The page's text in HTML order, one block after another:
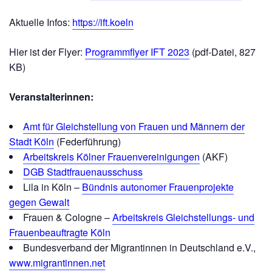
Aktuelle Infos: https://ift.koeln
Hier ist der Flyer: Programmflyer IFT 2023 (pdf-Datei, 827
KB)
Veranstalterinnen:
Amt für Gleichstellung von Frauen und Männern der
Stadt Köln (Federführung)
Arbeitskreis Kölner Frauenvereinigungen (AKF)
DGB Stadtfrauenausschuss
Lila in Köln – Bündnis autonomer Frauenprojekte
gegen Gewalt
Frauen & Cologne –Arbeitskreis Gleichstellungs- und
Frauenbeauftragte Köln
Bundesverband der Migrantinnen in Deutschland e.V.,
www.migrantinnen.net